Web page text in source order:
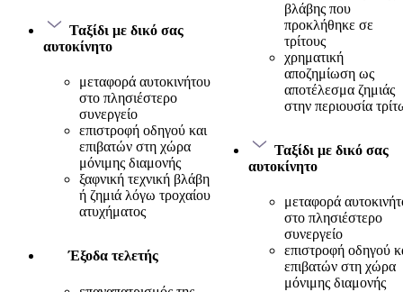
Ταξίδι με δικό σας
αυτοκίνητο
μεταφορά αυτοκινήτου
στο πλησιέστερο
συνεργείο
επιστροφή οδηγού και
επιβατών στη χώρα
μόνιμης διαμονής
ξαφνική τεχνική βλάβη
ή ζημιά λόγω τροχαίου
ατυχήματος
Έξοδα τελετής
βλάβης που
προκλήθηκε σε
τρίτους
χρηματική
αποζημίωση ως
αποτέλεσμα ζημιάς
στην περιουσία
Ταξίδι με δικό σας
αυτοκίνητο
μεταφορά
στο πλησιέστερο
συνεργείο
επιστροφή οδηγού
επιβατών στη χώρα
μόνιμης διαμονής